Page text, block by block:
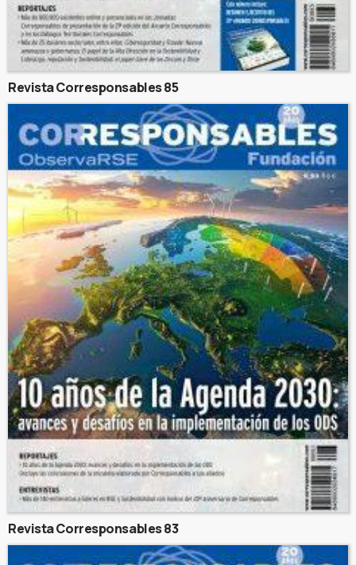
Revista Corresponsables 85
Revista Corresponsables 83